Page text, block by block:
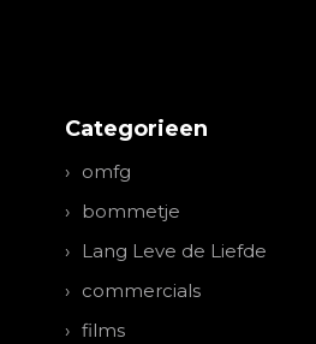
Categorieen
omfg
bommetje
Lang Leve de Liefde
commercials
films